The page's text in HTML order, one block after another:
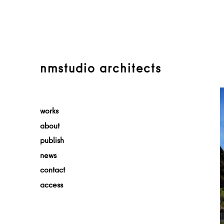
nmstudio architects
works
about
publish
news
contact
access